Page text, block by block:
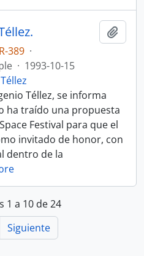
389 ·
· 1993-10-15
Téllez, se informa
ha traído una propuesta
Festival para que el
invitado de honor, con
dentro de la
1 a 10 de 24
Siguiente